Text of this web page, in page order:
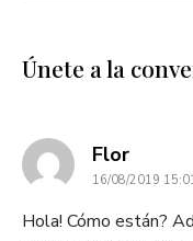
Únete a la
Flordice:
16/08/2019
Hola! Cómo están?